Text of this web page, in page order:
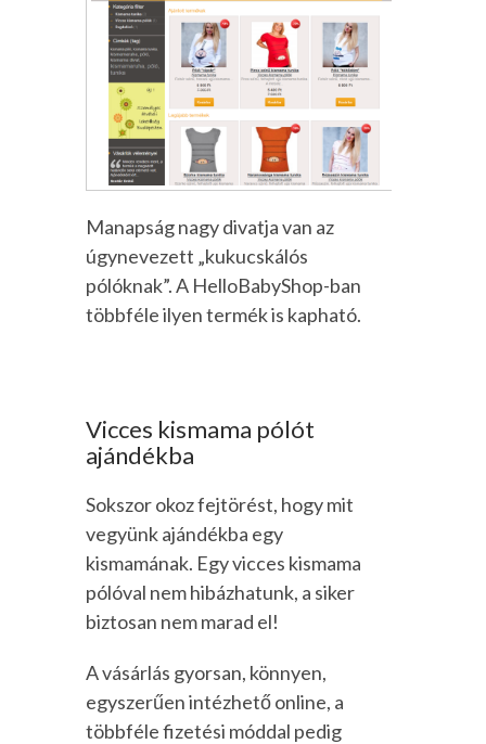
Manapság nagy divatja van az
úgynevezett „kukucskálós
pólóknak”. A HelloBabyShop-ban
többféle ilyen termék is kapható.
Vicces kismama pólót
ajándékba
Sokszor okoz fejtörést, hogy mit
vegyünk ajándékba egy
kismamának. Egy vicces kismama
pólóval nem hibázhatunk, a siker
biztosan nem marad el!
A vásárlás gyorsan, könnyen,
egyszerűen intézhető online, a
többféle fizetési móddal pedig